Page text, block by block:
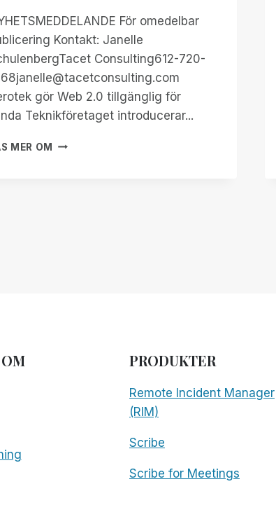
För omedelbar
Kontakt: Janelle
Consulting612-720-
gör Web 2.0 tillgänglig för
Teknikföretaget introducerar...
MER OM SEROTEK
PRODUKTER
Remote Incident Manager
(RIM)
Scribe
Scribe for Meetings